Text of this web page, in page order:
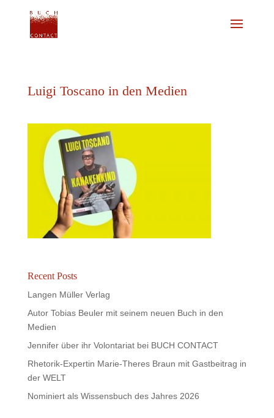
Luigi Toscano in den Medien
Recent Posts
Langen Müller Verlag
Autor Tobias Beuler mit seinem neuen Buch in den
Medien
Jennifer über ihr Volontariat bei BUCH CONTACT
Rhetorik-Expertin Marie-Theres Braun mit Gastbeitrag in
der WELT
Nominiert als Wissensbuch des Jahres 2026